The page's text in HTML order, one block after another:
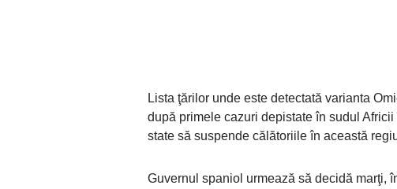
Lista ţărilor unde este detectată varianta
după primele cazuri depistate în sudul
state să suspende călătoriile în această
Guvernul spaniol urmează să decidă marţi,